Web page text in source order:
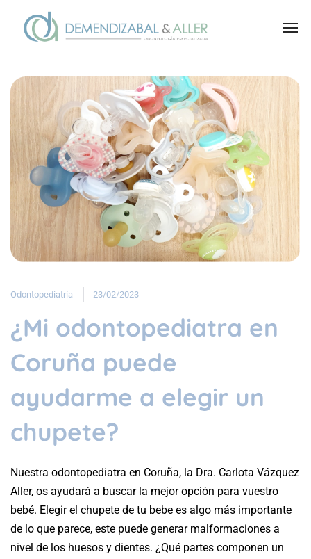
Odontopediatría 23/02/2023
¿Mi odontopediatra en
Coruña puede
ayudarme a elegir un
chupete?
Nuestra odontopediatra en Coruña, la Dra. Carlota Vázquez
Aller, os ayudará a buscar la mejor opción para vuestro
bebé. Elegir el chupete de tu bebe es algo más importante
de lo que parece, este puede generar malformaciones a
nivel de los huesos y dientes. ¿Qué partes componen un